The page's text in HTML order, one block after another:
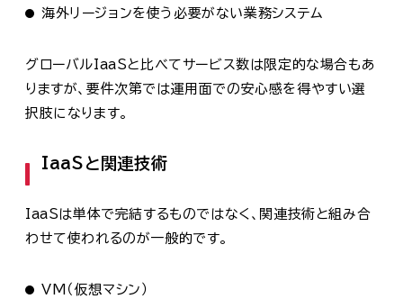
海外リージョンを使う必要がない業務システム
グローバルIaaSと比べてサービス数は限定的な場合もあ
りますが、要件次第では運用面での安心感を得やすい選
択肢になります。
IaaSと関連技術
IaaSは単体で完結するものではなく、関連技術と組み合
わせて使われるのが一般的です。
VM（仮想マシン）